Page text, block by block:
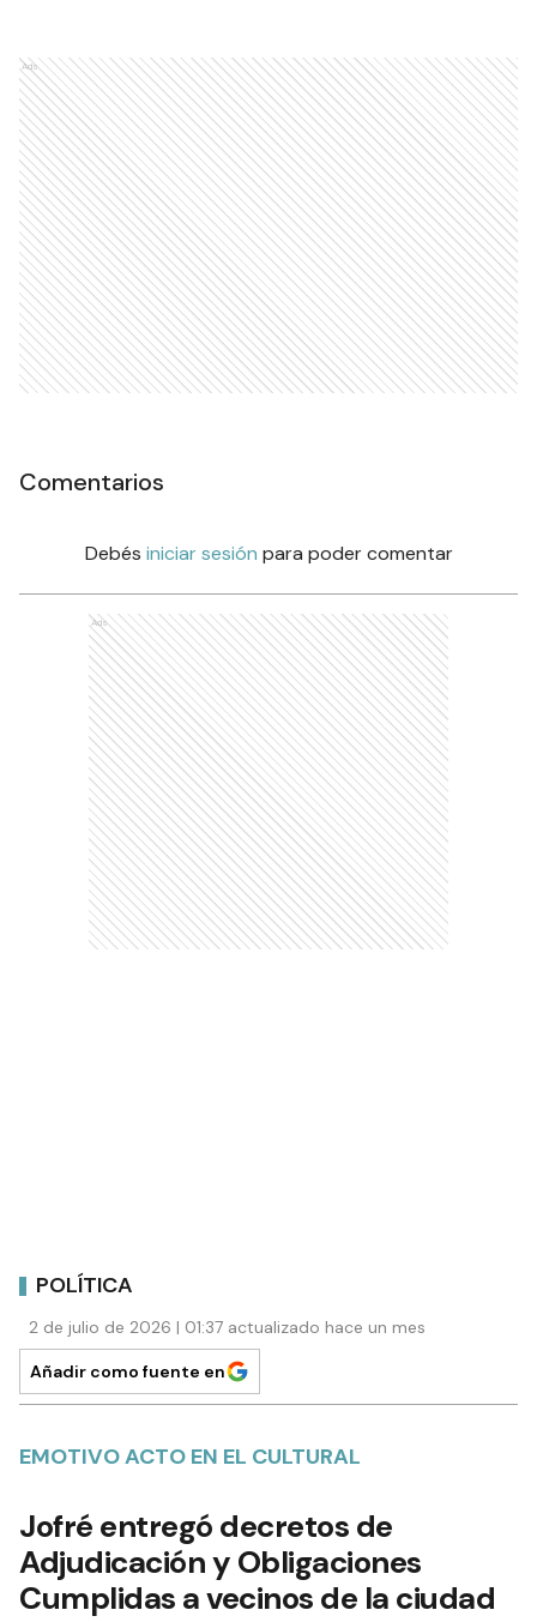
Ads
Comentarios
Debés iniciar sesión para poder comentar
Ads
POLÍTICA
2 de julio de 2026 | 01:37 actualizado hace un mes
Añadir como fuente en
EMOTIVO ACTO EN EL CULTURAL
Jofré entregó decretos de
Adjudicación y Obligaciones
Cumplidas a vecinos de la ciudad